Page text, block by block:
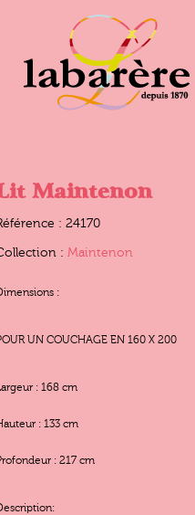
Maintenon
: 24170
: Maintenon
:
UN COUCHAGE EN 160 X 200
: 168 cm
: 133 cm
: 217 cm